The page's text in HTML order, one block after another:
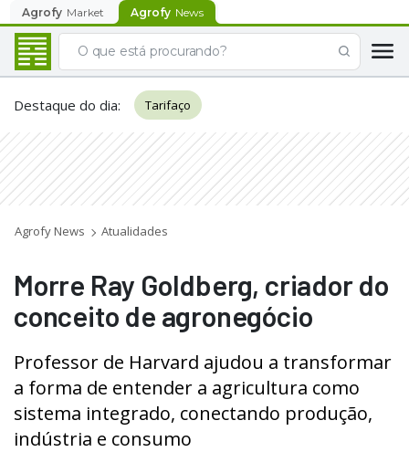
Agrofy Market Agrofy News
Destaque do dia: Tarifaço
Agrofy News Atualidades
Morre Ray Goldberg, criador do
conceito de agronegócio
Professor de Harvard ajudou a transformar
a forma de entender a agricultura como
sistema integrado, conectando produção,
indústria e consumo